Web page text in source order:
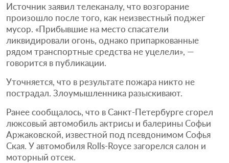
Источник заявил телеканалу, что возгорание
произошло после того, как неизвестный поджег
мусор. «Прибывшие на место спасатели
ликвидировали огонь, однако припаркованные
рядом транспортные средства не уцелели», —
говорится в публикации.
Уточняется, что в результате пожара никто не
пострадал. Злоумышленника разыскивают.
Ранее сообщалось, что в Санкт-Петербурге сгорел
люксовый автомобиль актрисы и балерины Софьи
Аржаковской, известной под псевдонимом Софья
Ская. У автомобиля Rolls-Royce загорелся салон и
моторный отсек.